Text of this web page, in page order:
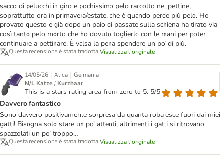
sacco di pelucchi in giro e pochissimo pelo raccolto nel pettine,
soprattutto ora in primavera/estate, che è quando perde più pelo. Ho
provato questo e già dopo un paio di passate sulla schiena ha tirato via
così tanto pelo morto che ho dovuto toglierlo con le mani per poter
continuare a pettinare. È valsa la pena spendere un po’ di più.
Questa recensione è stata tradotta.Visualizza l'originale
14/05/26 | Alica | Germania
M/L Katze / Kurzhaar
This is a stars rating area from zero to 5: 5/5
Davvero fantastico
Sono davvero positivamente sorpresa da quanta roba esce fuori dai miei
gatti! Bisogna solo stare un po’ attenti, altrimenti i gatti si ritrovano
spazzolati un po’ troppo…
Questa recensione è stata tradotta.Visualizza l'originale